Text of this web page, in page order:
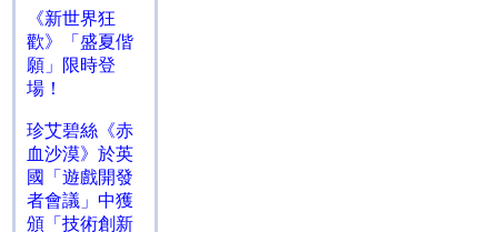
《新世界狂
歡》「盛夏偕
願」限時登
場！
珍艾碧絲《赤
血沙漠》於英
國「遊戲開發
者會議」中獲
頒「技術創新